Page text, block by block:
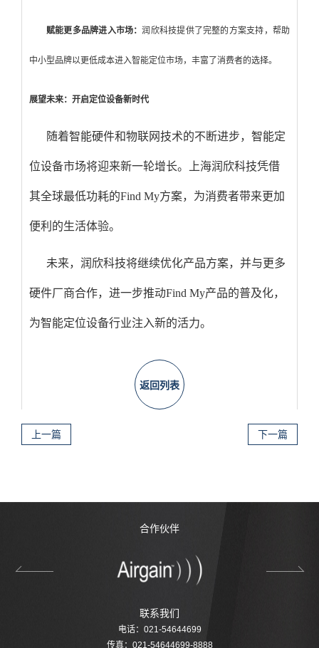
赋能更多品牌进入市场：润欣科技提供了完整的方案支持，帮助
中小型品牌以更低成本进入智能定位市场，丰富了消费者的选择。
展望未来：开启定位设备新时代
随着智能硬件和物联网技术的不断进步，智能定
位设备市场将迎来新一轮增长。上海润欣科技凭借
其全球最低功耗的Find My方案，为消费者带来更加
便利的生活体验。
未来，润欣科技将继续优化产品方案，并与更多
硬件厂商合作，进一步推动Find My产品的普及化，
为智能定位设备行业注入新的活力。
返回列表
上一篇 下一篇
合作伙伴
联系我们
电话：021-54644699
传真：021-54644699-8888